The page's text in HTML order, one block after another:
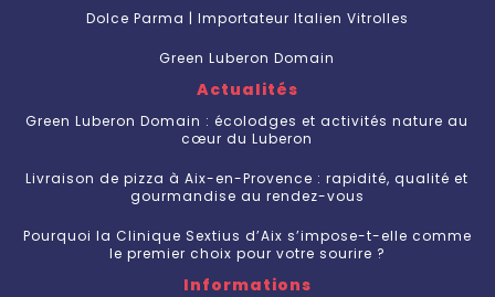
Dolce Parma | Importateur Italien Vitrolles
Green Luberon Domain
Actualités
Green Luberon Domain : écolodges et activités nature au
cœur du Luberon
Livraison de pizza à Aix-en-Provence : rapidité, qualité et
gourmandise au rendez-vous
Pourquoi la Clinique Sextius d’Aix s’impose-t-elle comme
le premier choix pour votre sourire ?
Informations